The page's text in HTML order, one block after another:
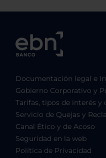
Documentación legal e
Gobierno Corporativo y
Tarifas, tipos de interés y
Servicio de Quejas y
Canal Ético y de Acoso
Seguridad en la web
Política de Privacidad